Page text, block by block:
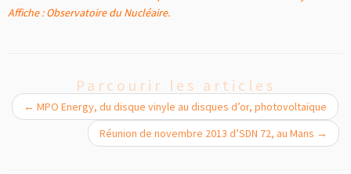
Affiche : Observatoire du Nucléaire.
Parcourir les articles
← MPO Energy, du disque vinyle au disques d’or, photovoltaïque
Réunion de novembre 2013 d’SDN 72, au Mans →